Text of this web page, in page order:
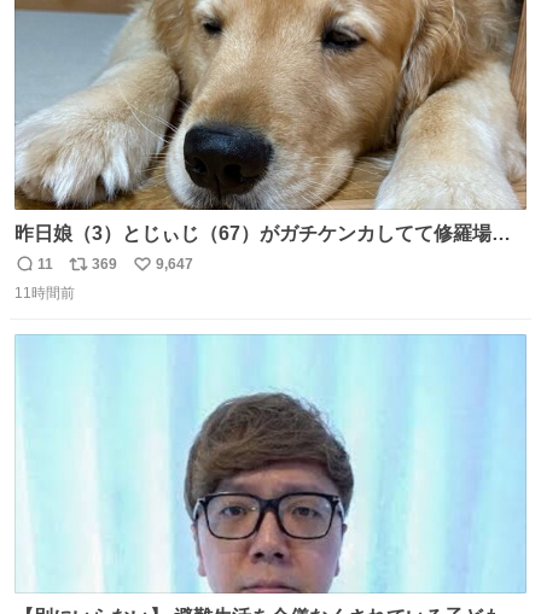
昨日娘（3）とじぃじ（67）がガチケンカしてて修羅場だ
ったんだけど、ふぉるては可能な限り平たくなってまし
た。犬が1番空気読める。
返
信
11
リ
ポ
369
い
9,647
11時間前